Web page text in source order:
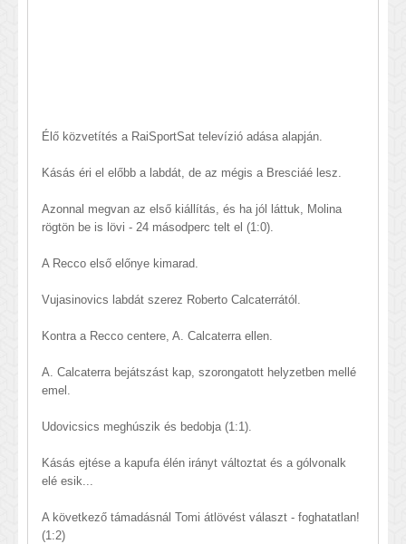
Élő közvetítés a RaiSportSat televízió adása alapján.
Kásás éri el előbb a labdát, de az mégis a Bresciáé lesz.
Azonnal megvan az első kiállítás, és ha jól láttuk, Molina
rögtön be is lövi - 24 másodperc telt el (1:0).
A Recco első előnye kimarad.
Vujasinovics labdát szerez Roberto Calcaterrától.
Kontra a Recco centere, A. Calcaterra ellen.
A. Calcaterra bejátszást kap, szorongatott helyzetben mellé
emel.
Udovicsics meghúszik és bedobja (1:1).
Kásás ejtése a kapufa élén irányt változtat és a gólvonalk
elé esik...
A következő támadásnál Tomi átlövést választ - foghatatlan!
(1:2)